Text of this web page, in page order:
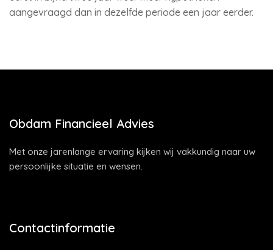
aangevraagd dan in dezelfde periode een jaar eerder.
Obdam Financieel Advies
Met onze jarenlange ervaring kijken wij vakkundig naar uw
persoonlijke situatie en wensen.
Contactinformatie